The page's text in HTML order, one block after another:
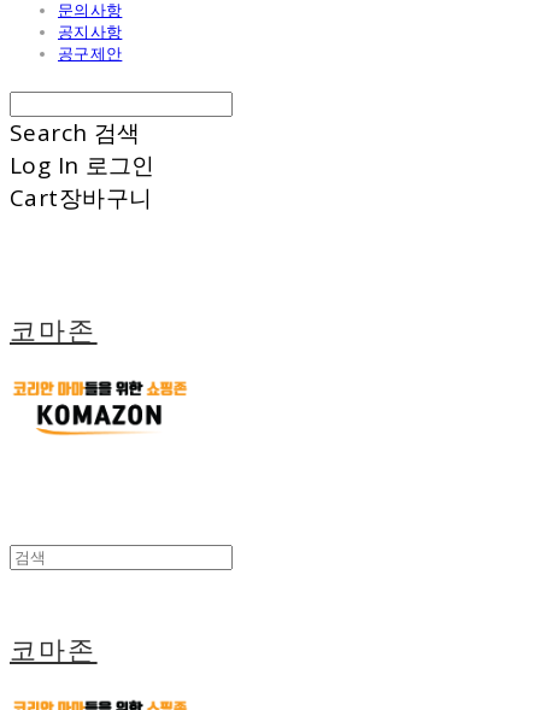
문의사항
공지사항
공구제안
Search 검색
Log In 로그인
Cart장바구니
코마존
코마존